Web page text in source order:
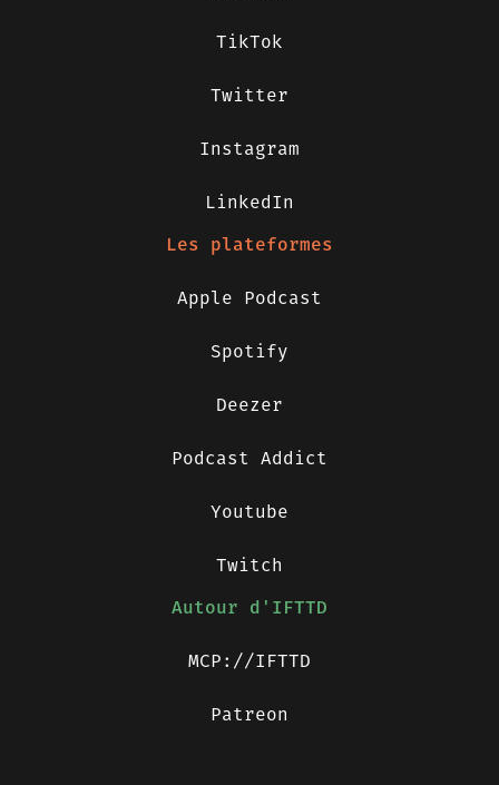
TikTok
Twitter
Instagram
LinkedIn
Les plateformes
Apple Podcast
Spotify
Deezer
Podcast Addict
Youtube
Twitch
Autour d'IFTTD
MCP://IFTTD
Patreon